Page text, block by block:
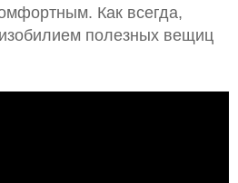
Как всегда,
полезных вещиц